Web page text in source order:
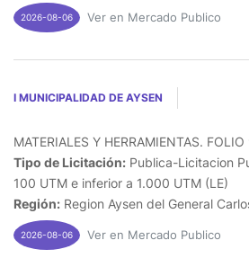
2026-08-06 Ver en Mercado Publico
I MUNICIPALIDAD DE AYSEN
MATERIALES Y HERRAMIENTAS.
Tipo de Licitación: Publica-Licitacion
100 UTM e inferior a 1.000 UTM (LE)
Región: Region Aysen del General
2026-08-06 Ver en Mercado Publico